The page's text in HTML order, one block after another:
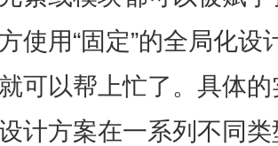
使用“固定”的全局化设
可以帮上忙了。具体
计方案在一系列不同